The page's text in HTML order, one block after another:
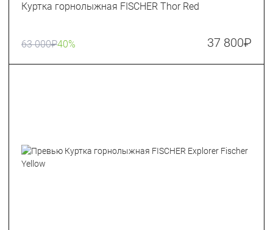
Куртка горнолыжная FISCHER Thor Red
63 000₽40% 37 800₽